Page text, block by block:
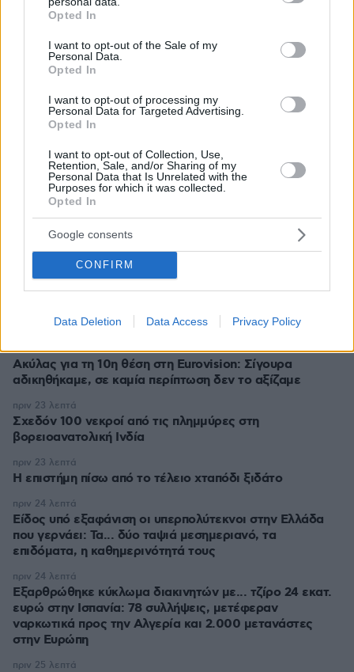
grant or deny consent to Google and its third-party tags to
use your data for below specified purposes in below Google
consent section.
Opted In
I want to opt-out of the Sale of my
Personal Data.
Opted In
I want to opt-out of processing my
Personal Data for Targeted Advertising.
Opted In
I want to opt-out of Collection, Use,
Retention, Sale, and/or Sharing of my
Personal Data that Is Unrelated with the
Purposes for which it was collected.
Opted In
Google consents
CONFIRM
Data Deletion Data Access Privacy Policy
Επαγγελματική Εκπαίδευση & Εξειδίκευση: Το Mοντέλο που
σε Bάζει στην Aγορά Eργασίας
ΡΟΗ ΕΙΔΗΣΕΩΝ
Ειδήσεις
Από το «φυτώριο» της Ουκρανίας στα καρτέλ της
Κολομβίας: Αντάρτες και μέλη συμμοριών
εκπαιδεύονται στον πόλεμο των drones
πριν 11 λεπτά
Συνελήφθη σε προαύλιο σχολείου στο Μαρούσι
35χρονος για διακίνηση ναρκωτικών
πριν 11 λεπτά
καλοκαίρι 2026
πριν 22 λεπτά
Ακύλας για τη 10η θέση στη Eurovision: Σίγουρα
αδικηθήκαμε, σε καμία περίπτωση δεν το αξίζαμε
πριν 22 λεπτά
Σχεδόν 100 νεκροί από τις πλημμύρες στη
βορειοανατολική Ινδία
πριν 23 λεπτά
Η επιστήμη πίσω από το τέλειο χταπόδι ξιδάτο
πριν 23 λεπτά
Είδος υπό εξαφάνιση οι υπερπολύτεκνοι στην Ελλάδα
που γερνάει: Τα... δύο ταψιά μεσημεριανό, τα
επιδόματα, η καθημερινότητά τους
πριν 24 λεπτά
Εξαρθρώθηκε κύκλωμα διακινητών με... τζίρο 24 εκατ.
ευρώ στην Ισπανία: 78 συλλήψεις, μετέφεραν
ναρκωτικά προς την Αλγερία και 2.000 μετανάστες
στην Ευρώπη
πριν 24 λεπτά
πριν 25 λεπτά